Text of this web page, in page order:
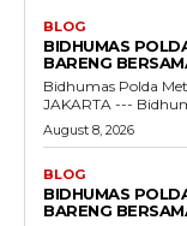
BLOG
BIDHUMAS
BARENG
Bidhumas Polda
JAKARTA ---
August 8, 2026
BLOG
BIDHUMAS
BARENG